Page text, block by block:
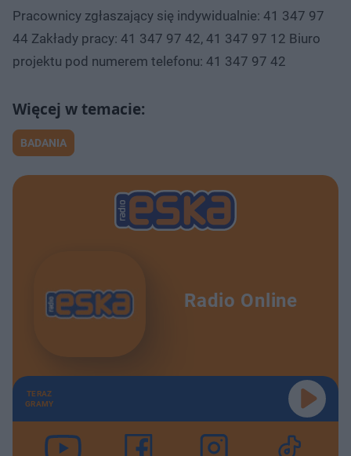
Pracownicy zgłaszający się indywidualnie: 41 347 97
44 Zakłady pracy: 41 347 97 42, 41 347 97 12 Biuro
projektu pod numerem telefonu: 41 347 97 42
BADANIA
Radio Online
TERAZ
GRAMY